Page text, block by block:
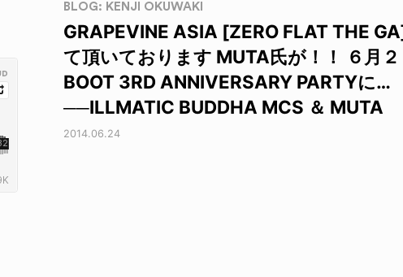
BLOG: KENJI OKUWAKI
GRAPEVINE ASIA [ZERO FLAT THE
て頂いております MUTA氏が！！ ６月
BOOT 3RD ANNIVERSARY PARTYに…
──ILLMATIC BUDDHA MCS ＆ MUTA
2014.06.24